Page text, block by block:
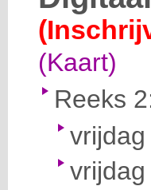
(Kaart)
Reeks